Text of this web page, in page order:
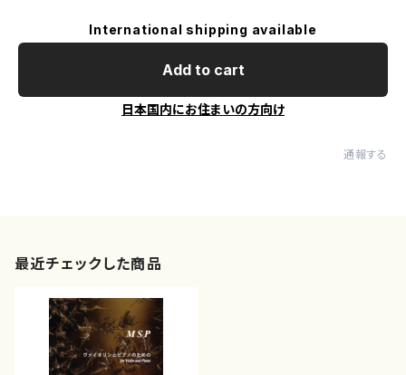
International shipping available
Add to cart
日本国内にお住まいの方向け
通報する
最近チェックした商品